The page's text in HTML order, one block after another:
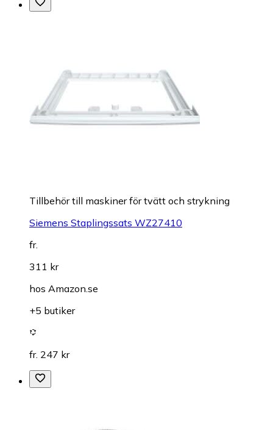
Tillbehör till maskiner för tvätt och strykning
Siemens Staplingssats WZ27410
fr.
311 kr
hos Amazon.se
+5 butiker
fr. 247 kr